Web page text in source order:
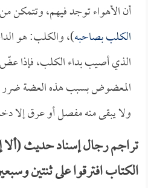
أن الأهواء توجد فيهم، وتتمكن
الكلب بصاحبه)، والكلب: هو
الذي أصيب بداء الكلب، فإذا
المعضوض بسبب هذه العضة ضرر
ولا يبقى منه مفصل أو عرق إلا
تراجم رجال إسناد حديث
الكتاب افترقوا على ثنتين